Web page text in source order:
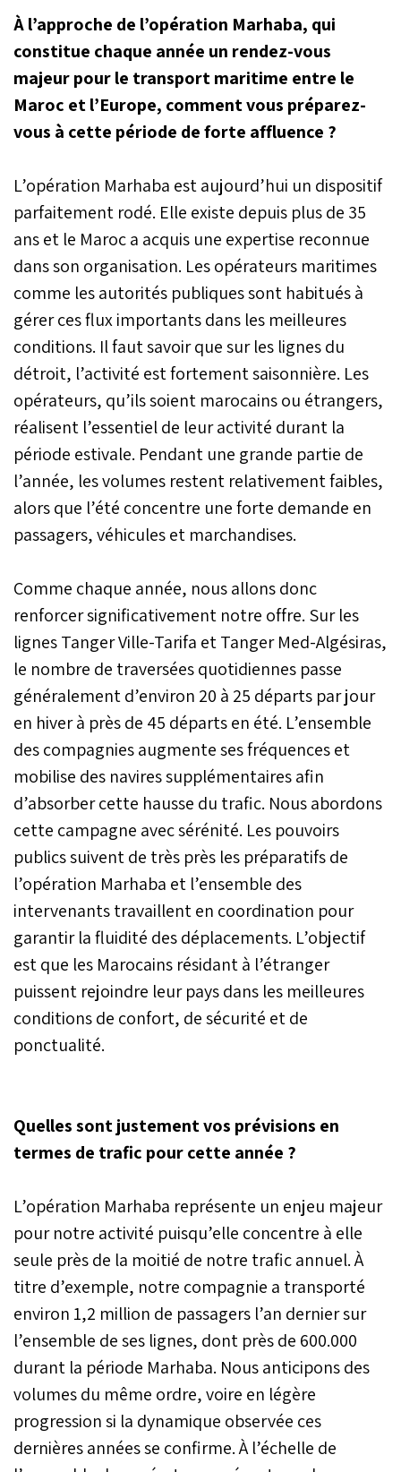
À l’approche de l’opération Marhaba, qui
constitue chaque année un rendez-vous
majeur pour le transport maritime entre le
Maroc et l’Europe, comment vous préparez-
vous à cette période de forte affluence ?
L’opération Marhaba est aujourd’hui un dispositif
parfaitement rodé. Elle existe depuis plus de 35
ans et le Maroc a acquis une expertise reconnue
dans son organisation. Les opérateurs maritimes
comme les autorités publiques sont habitués à
gérer ces flux importants dans les meilleures
conditions. Il faut savoir que sur les lignes du
détroit, l’activité est fortement saisonnière. Les
opérateurs, qu’ils soient marocains ou étrangers,
réalisent l’essentiel de leur activité durant la
période estivale. Pendant une grande partie de
l’année, les volumes restent relativement faibles,
alors que l’été concentre une forte demande en
passagers, véhicules et marchandises.
Comme chaque année, nous allons donc
renforcer significativement notre offre. Sur les
lignes Tanger Ville-Tarifa et Tanger Med-Algésiras,
le nombre de traversées quotidiennes passe
généralement d’environ 20 à 25 départs par jour
en hiver à près de 45 départs en été. L’ensemble
des compagnies augmente ses fréquences et
mobilise des navires supplémentaires afin
d’absorber cette hausse du trafic. Nous abordons
cette campagne avec sérénité. Les pouvoirs
publics suivent de très près les préparatifs de
l’opération Marhaba et l’ensemble des
intervenants travaillent en coordination pour
garantir la fluidité des déplacements. L’objectif
est que les Marocains résidant à l’étranger
puissent rejoindre leur pays dans les meilleures
conditions de confort, de sécurité et de
ponctualité.
Quelles sont justement vos prévisions en
termes de trafic pour cette année ?
L’opération Marhaba représente un enjeu majeur
pour notre activité puisqu’elle concentre à elle
seule près de la moitié de notre trafic annuel. À
titre d’exemple, notre compagnie a transporté
environ 1,2 million de passagers l’an dernier sur
l’ensemble de ses lignes, dont près de 600.000
durant la période Marhaba. Nous anticipons des
volumes du même ordre, voire en légère
progression si la dynamique observée ces
dernières années se confirme. À l’échelle de